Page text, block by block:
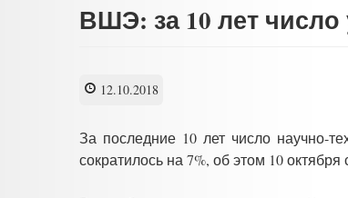
ВШЭ: за 10 лет
12.10.2018
За последние 10 лет число научно-
сократилось на 7%, об этом 10